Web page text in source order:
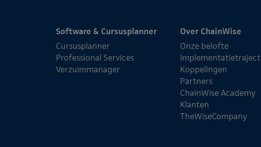
Software & Cursusplanner
Cursusplanner
Professional Services
Verzuimmanager
Over ChainWise
Onze belofte
Implementatietraject
Koppelingen
Partners
ChainWise Academy
Klanten
TheWiseCompany